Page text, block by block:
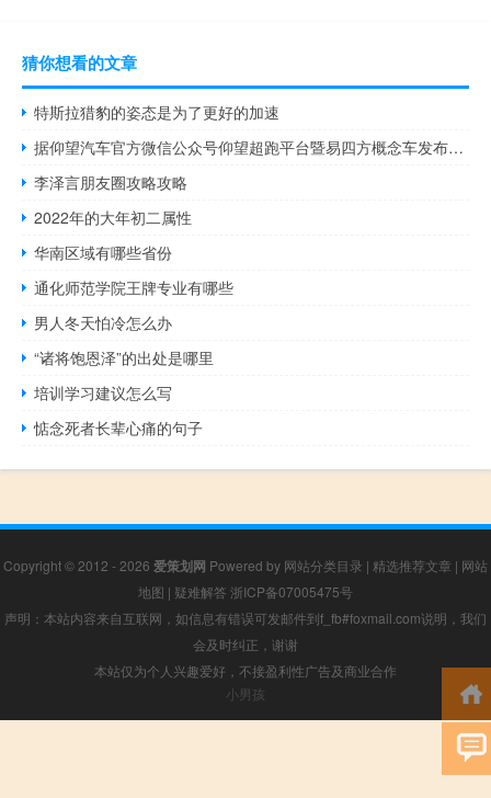
猜你想看的文章
特斯拉猎豹的姿态是为了更好的加速
据仰望汽车官方微信公众号仰望超跑平台暨易四方概念车发布会将于11月17日举行
李泽言朋友圈攻略攻略
2022年的大年初二属性
华南区域有哪些省份
通化师范学院王牌专业有哪些
男人冬天怕冷怎么办
“诸将饱恩泽”的出处是哪里
培训学习建议怎么写
惦念死者长辈心痛的句子
Copyright © 2012 - 2026 爱策划网 Powered by 网站分类目录 | 精选推荐文章 | 网站
地图 | 疑难解答 浙ICP备07005475号
声明：本站内容来自互联网，如信息有错误可发邮件到f_fb#foxmail.com说明，我们
会及时纠正，谢谢
本站仅为个人兴趣爱好，不接盈利性广告及商业合作
小男孩